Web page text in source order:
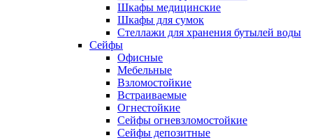
Шкафы медицинские
Шкафы для сумок
Стеллажи для хранения бутылей воды
Сейфы
Офисные
Мебельные
Взломостойкие
Встраиваемые
Огнестойкие
Сейфы огневзломостойкие
Сейфы депозитные